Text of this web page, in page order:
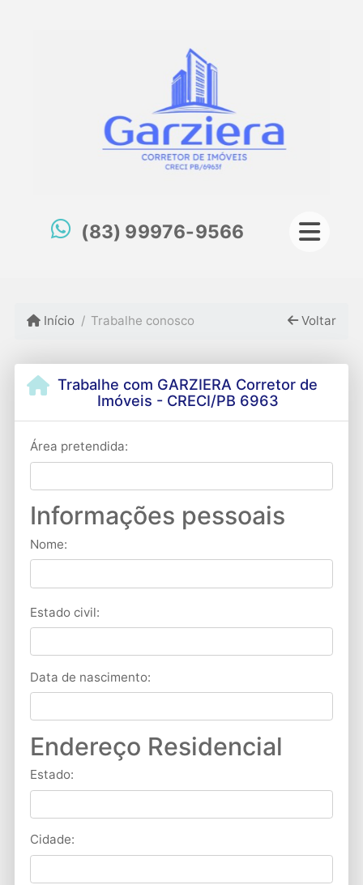
(83) 99976-9566
Início Trabalhe conosco Voltar
Trabalhe com GARZIERA Corretor de
Imóveis - CRECI/PB 6963
Área pretendida:
Informações pessoais
Nome:
Estado civil:
Data de nascimento:
Endereço Residencial
Estado:
Cidade: